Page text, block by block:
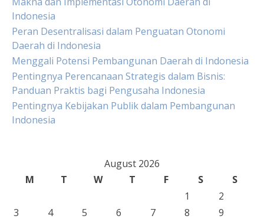
Indonesia
Peran Desentralisasi dalam Penguatan Otonomi
Daerah di Indonesia
Menggali Potensi Pembangunan Daerah di Indonesia
Pentingnya Perencanaan Strategis dalam Bisnis:
Panduan Praktis bagi Pengusaha Indonesia
Pentingnya Kebijakan Publik dalam Pembangunan
Indonesia
August 2026
M
T W T F S
S
1
2
3
4 5 6 7 8
9